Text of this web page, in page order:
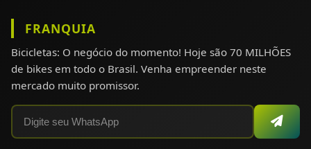
FRANQUIA
Bicicletas: O negócio do momento! Hoje são 70 MILHÕES
de bikes em todo o Brasil. Venha empreender neste
mercado muito promissor.